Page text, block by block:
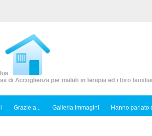
Grazie a... Galleria Immagini Hanno parlato